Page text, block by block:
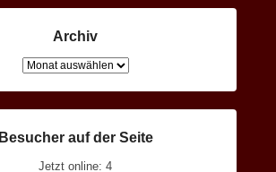
Archiv
Archiv
Besucher auf der Seite
Jetzt online: 4